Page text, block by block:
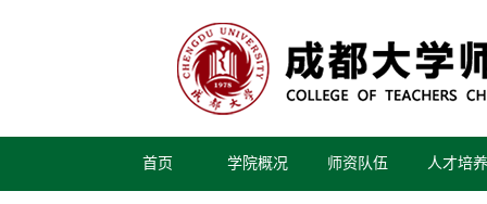
首页 学院概况 师资队伍 人才培养